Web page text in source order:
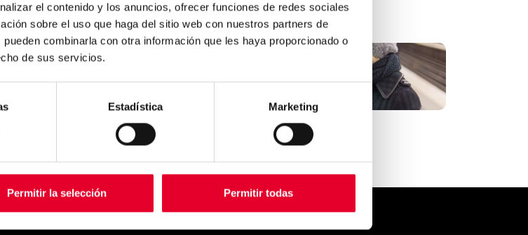
el contenido y los anuncios, ofrecer funciones de redes sociales
sobre el uso que haga del sitio web con nuestros partners de
combinarla con otra información que les haya proporcionado o
de sus servicios.
Estadística Marketing
Permitir la selección Permitir todas